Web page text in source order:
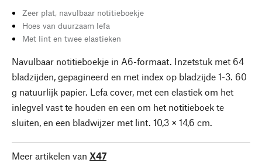
Zeer plat, navulbaar notitieboekje
Hoes van duurzaam lefa
Met lint en twee elastieken
Navulbaar notitieboekje in A6-formaat. Inzetstuk met 64
bladzijden, gepagineerd en met index op bladzijde 1-3. 60
g natuurlijk papier. Lefa cover, met een elastiek om het
inlegvel vast te houden en een om het notitieboek te
sluiten, en een bladwijzer met lint. 10,3 × 14,6 cm.
Meer artikelen van X47